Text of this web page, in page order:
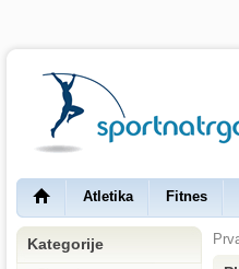
Atletika Fitnes
Kategorije